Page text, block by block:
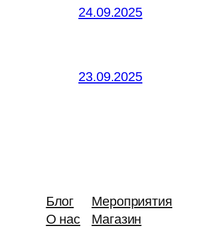
24.09.2025
23.09.2025
Блог
О нас
Мероприятия
Магазин